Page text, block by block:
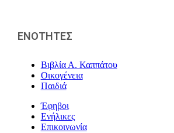
ΕΝΟΤΗΤΕΣ
Βιβλία Α. Καππάτου
Οικογένεια
Παιδιά
Έφηβοι
Ενήλικες
Επικοινωνία